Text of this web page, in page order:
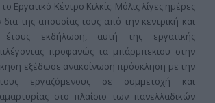
Εργατικό Κέντρο Κιλκίς. Μόλις λίγες ημέρες
της απουσίας τους από την κεντρική και
εκδήλωση, αυτή της εργατικής
προφανώς τα μπάρμπεκιου στην
εξέδωσε ανακοίνωση πρόσκληση με την
εργαζόμενους σε συμμετοχή και
στο πλαίσιο των πανελλαδικών